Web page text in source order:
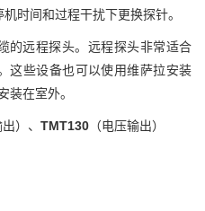
时间和过程干扰下更换探针。
的远程探头。远程探头非常适合
这些设备也可以使用维萨拉安装
装在室外。
）、 TMT130 （电压输出）